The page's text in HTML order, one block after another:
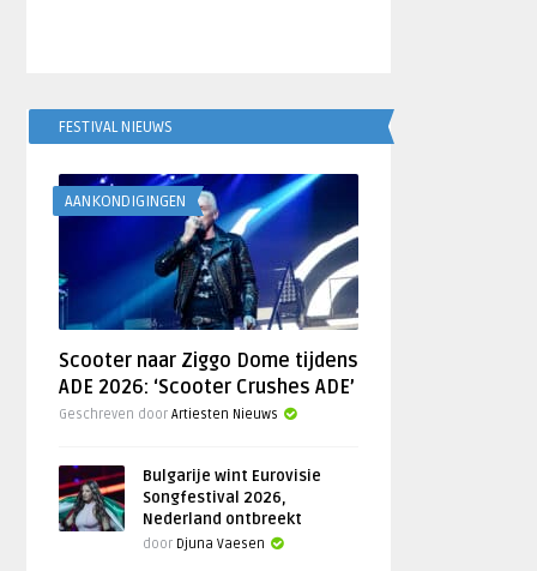
FESTIVAL NIEUWS
AANKONDIGINGEN
Scooter naar Ziggo Dome tijdens
ADE 2026: ‘Scooter Crushes ADE’
Geschreven doorArtiesten Nieuws
Bulgarije wint Eurovisie
Songfestival 2026,
Nederland ontbreekt
door Djuna Vaesen